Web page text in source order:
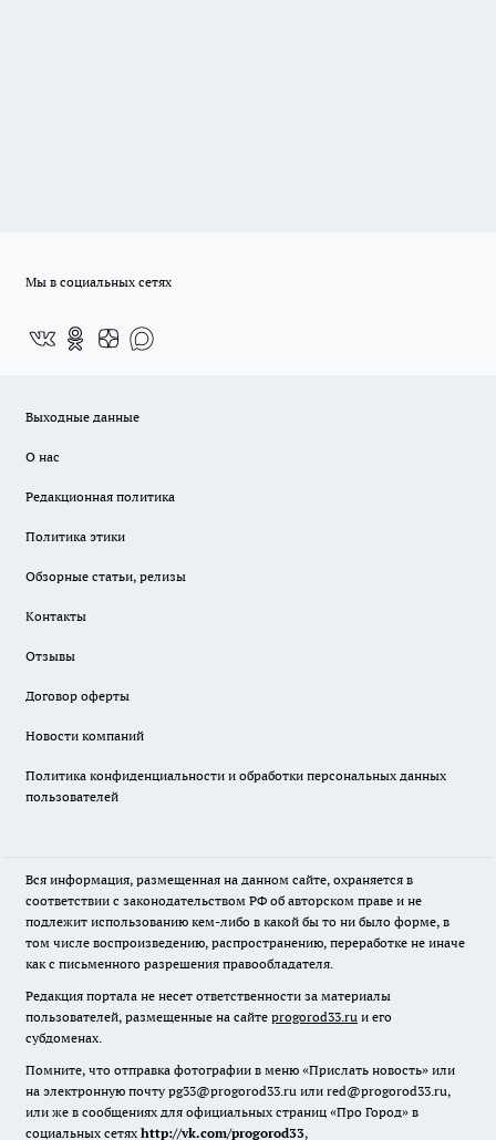
Мы в социальных сетях
Выходные данные
О нас
Редакционная политика
Политика этики
Обзорные статьи, релизы
Контакты
Отзывы
Договор оферты
Новости компаний
Политика конфиденциальности и обработки персональных данных
пользователей
Вся информация, размещенная на данном сайте, охраняется в
соответствии с законодательством РФ об авторском праве и не
подлежит использованию кем-либо в какой бы то ни было форме, в
том числе воспроизведению, распространению, переработке не иначе
как с письменного разрешения правообладателя.
Редакция портала не несет ответственности за материалы
пользователей, размещенные на сайте progorod33.ru и его
субдоменах.
Помните, что отправка фотографии в меню «Прислать новость» или
на электронную почту pg33@progorod33.ru или red@progorod33.ru,
или же в сообщениях для официальных страниц «Про Город» в
социальных сетях http://vk.com/progorod33,